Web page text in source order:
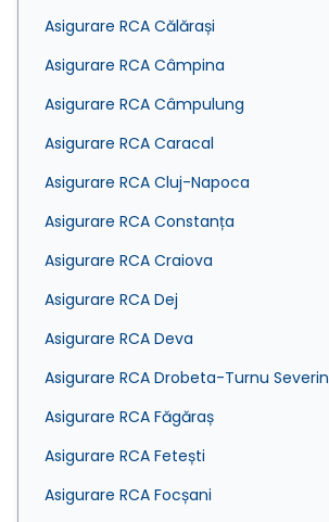
Asigurare RCA Călărași
Asigurare RCA Câmpina
Asigurare RCA Câmpulung
Asigurare RCA Caracal
Asigurare RCA Cluj-Napoca
Asigurare RCA Constanța
Asigurare RCA Craiova
Asigurare RCA Dej
Asigurare RCA Deva
Asigurare RCA Drobeta-Turnu Severin
Asigurare RCA Făgăraș
Asigurare RCA Fetești
Asigurare RCA Focșani